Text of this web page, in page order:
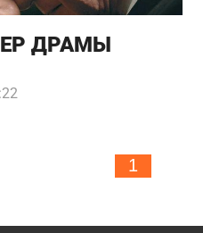
ДРАМЫ
1